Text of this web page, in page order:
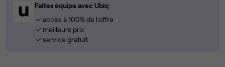
Faites équipe avec Ubiq
accès à 100% de l'offre
meilleurs prix
service gratuit